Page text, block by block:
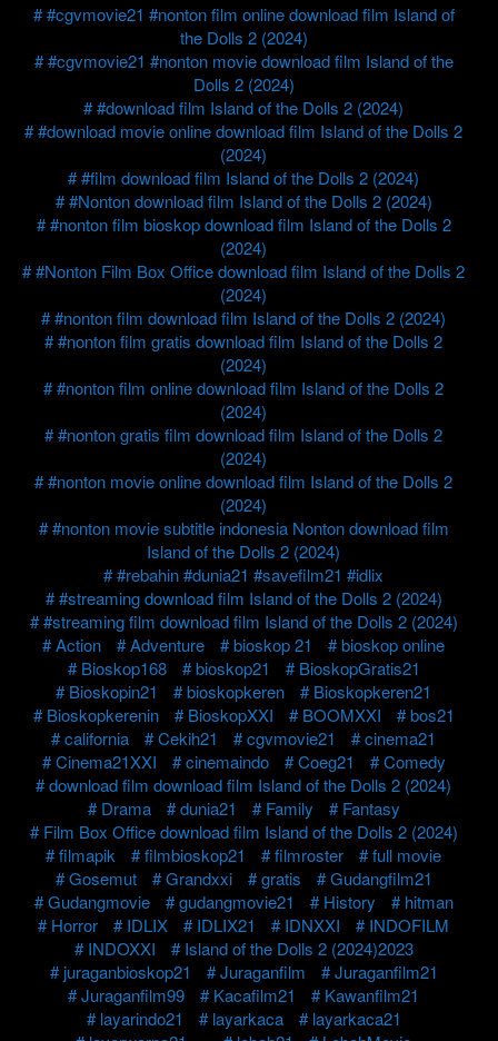
#cgvmovie21 #nonton film online download film Island of
the Dolls 2 (2024)
#cgvmovie21 #nonton movie download film Island of the
Dolls 2 (2024)
#download film Island of the Dolls 2 (2024)
#download movie online download film Island of the Dolls 2
(2024)
#film download film Island of the Dolls 2 (2024)
#Nonton download film Island of the Dolls 2 (2024)
#nonton film bioskop download film Island of the Dolls 2
(2024)
#Nonton Film Box Office download film Island of the Dolls 2
(2024)
#nonton film download film Island of the Dolls 2 (2024)
#nonton film gratis download film Island of the Dolls 2
(2024)
#nonton film online download film Island of the Dolls 2
(2024)
#nonton gratis film download film Island of the Dolls 2
(2024)
#nonton movie online download film Island of the Dolls 2
(2024)
#nonton movie subtitle indonesia Nonton download film
Island of the Dolls 2 (2024)
#rebahin #dunia21 #savefilm21 #idlix
#streaming download film Island of the Dolls 2 (2024)
#streaming film download film Island of the Dolls 2 (2024)
Action
Adventure bioskop 21
bioskop online
Bioskop168
bioskop21
BioskopGratis21
Bioskopin21
bioskopkeren
Bioskopkeren21
Bioskopkerenin
BioskopXXI BOOMXXI
bos21
california
Cekih21 cgvmovie21
cinema21
Cinema21XXI
cinemaindo Coeg21
Comedy
download film download film Island of the Dolls 2 (2024)
Drama
dunia21 Family
Fantasy
Film Box Office download film Island of the Dolls 2 (2024)
filmapik
filmbioskop21 filmroster
full movie
Gosemut
Grandxxi gratis
Gudangfilm21
Gudangmovie
gudangmovie21 History
hitman
Horror
IDLIX IDLIX21 IDNXXI
INDOFILM
INDOXXI
Island of the Dolls 2 (2024)2023
juraganbioskop21
Juraganfilm
Juraganfilm21
Juraganfilm99
Kacafilm21
Kawanfilm21
layarindo21
layarkaca
layarkaca21